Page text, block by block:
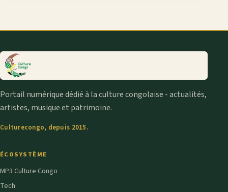
Portail numérique dédié à la culture congolaise - actualités,
artistes, musique et patrimoine.
Culturecongo, depuis 2015.
ÉCOSYSTÈME
MP3 Culture Congo
Tech